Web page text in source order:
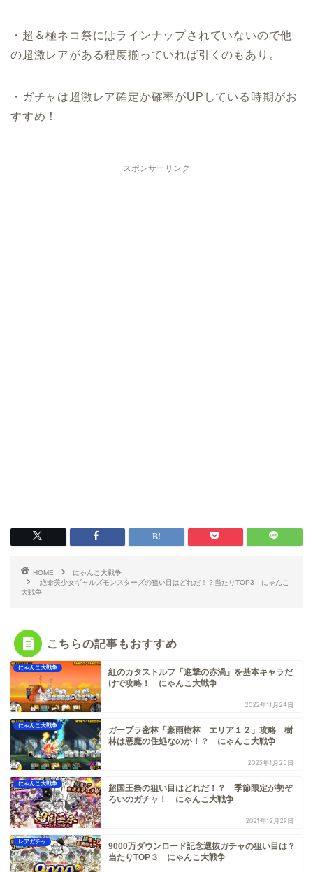
・超＆極ネコ祭にはラインナップされていないので他
の超激レアがある程度揃っていれば引くのもあり。
・ガチャは超激レア確定か確率がUPしている時期がお
すすめ！
スポンサーリンク
HOME
にゃんこ大戦争
絶命美少女ギャルズモンスターズの狙い目はどれだ！？当たりTOP3 にゃんこ
大戦争
こちらの記事もおすすめ
にゃんこ大戦争
紅のカタストルフ「進撃の赤渦」を基本キャラだ
けで攻略！ にゃんこ大戦争
2022年11月24日
にゃんこ大戦争
ガープラ密林「豪雨樹林 エリア１２」攻略 樹
林は悪魔の住処なのか！？ にゃんこ大戦争
2023年1月25日
にゃんこ大戦争
超国王祭の狙い目はどれだ！？ 季節限定が勢ぞ
ろいのガチャ！ にゃんこ大戦争
2021年12月29日
レアガチャ
9000万ダウンロード記念選抜ガチャの狙い目は？
当たりTOP３ にゃんこ大戦争